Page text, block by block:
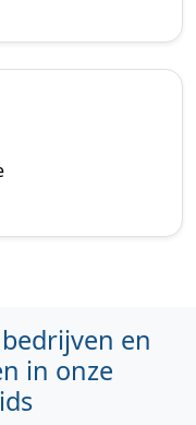
en
in onze